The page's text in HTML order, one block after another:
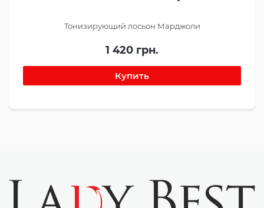
Тонизирующий лосьон Марджоли
1 420 грн.